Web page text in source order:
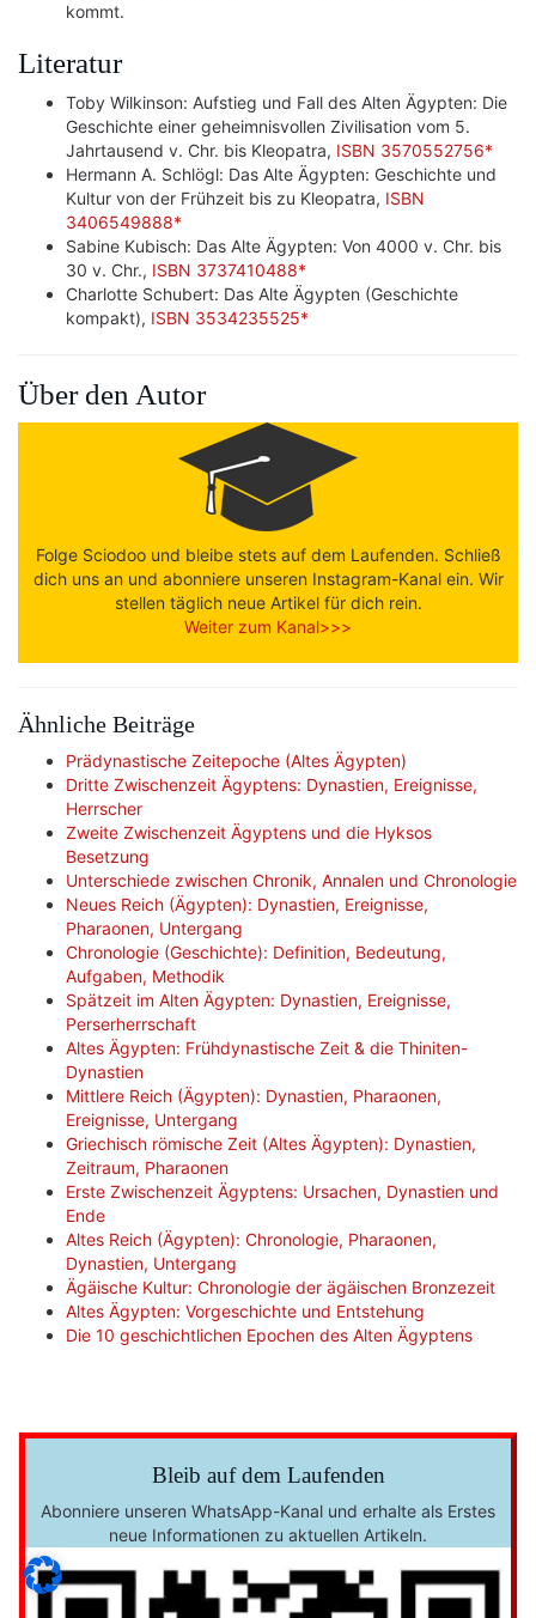
kommt.
Literatur
Toby Wilkinson: Aufstieg und Fall des Alten Ägypten: Die
Geschichte einer geheimnisvollen Zivilisation vom 5.
Jahrtausend v. Chr. bis Kleopatra, ISBN 3570552756*
Hermann A. Schlögl: Das Alte Ägypten: Geschichte und
Kultur von der Frühzeit bis zu Kleopatra, ISBN
3406549888*
Sabine Kubisch: Das Alte Ägypten: Von 4000 v. Chr. bis
30 v. Chr., ISBN 3737410488*
Charlotte Schubert: Das Alte Ägypten (Geschichte
kompakt), ISBN 3534235525*
Über den Autor
Folge Sciodoo und bleibe stets auf dem Laufenden. Schließ
dich uns an und abonniere unseren Instagram-Kanal ein. Wir
stellen täglich neue Artikel für dich rein.
Weiter zum Kanal>>>
Ähnliche Beiträge
Prädynastische Zeitepoche (Altes Ägypten)
Dritte Zwischenzeit Ägyptens: Dynastien, Ereignisse,
Herrscher
Zweite Zwischenzeit Ägyptens und die Hyksos
Besetzung
Unterschiede zwischen Chronik, Annalen und Chronologie
Neues Reich (Ägypten): Dynastien, Ereignisse,
Pharaonen, Untergang
Chronologie (Geschichte): Definition, Bedeutung,
Aufgaben, Methodik
Spätzeit im Alten Ägypten: Dynastien, Ereignisse,
Perserherrschaft
Altes Ägypten: Frühdynastische Zeit & die Thiniten-
Dynastien
Mittlere Reich (Ägypten): Dynastien, Pharaonen,
Ereignisse, Untergang
Griechisch römische Zeit (Altes Ägypten): Dynastien,
Zeitraum, Pharaonen
Erste Zwischenzeit Ägyptens: Ursachen, Dynastien und
Ende
Altes Reich (Ägypten): Chronologie, Pharaonen,
Dynastien, Untergang
Ägäische Kultur: Chronologie der ägäischen Bronzezeit
Altes Ägypten: Vorgeschichte und Entstehung
Die 10 geschichtlichen Epochen des Alten Ägyptens
Bleib auf dem Laufenden
Abonniere unseren WhatsApp-Kanal und erhalte als Erstes
neue Informationen zu aktuellen Artikeln.